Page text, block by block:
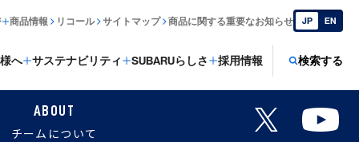
へ サステナビリティ SUBARUらしさ 採用情報 検索する
商品情報 リコール サイトマップ 商品に関する重要なお知らせ JP EN
ABOUT
チームについて